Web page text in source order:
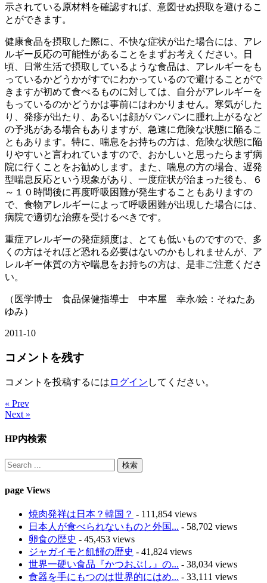
示されている原材料を確認すれば、意図せぬ摂取を避けるこ
とができます。
健康食品を摂取した際に、不快な症状が出た場合には、アレ
ルギー反応の可能性があることをまずお考えください。日
頃、日常生活で摂取しているような食品は、アレルギーをも
っているかどうかがすでにわかっているので避けることがで
きますが初めて食べるものに対しては、自分がアレルギーを
もっているのかどうかは事前にはわかりません。寒気がした
り、発疹が出たり、あるいは顔がパンパンに腫れ上がるなど
の予兆がある場合もありますが、急速に危険な状態に陥るこ
ともあります。特に、喘息をお持ちの方は、危険な状態に陥
りやすいと言われていますので、おかしいと思ったらまず病
院に行くことをお勧めします。また、喘息の方の場合、遅発
型喘息反応という現象があり、一度症状が治まった後も、６
～１０時間後に再度呼吸困難が発生することもありますの
で、食物アレルギーによって呼吸困難が出現した場合には、
病院で適切な治療を受けるべきです。
重症アレルギーの発症頻度は、とても低いものですので、多
くの方はそれほど恐れる必要はないのかもしれませんが、ア
レルギー体質の方や喘息をお持ちの方は、是非ご注意くださ
い。
（医学博士 食品保健指導士 中本屋 幸永/絵：そねたあ
ゆみ）
2011-10
コメントを残す
コメントを投稿するには ログイン してください。
« Prev
Next »
HP内検索
page Views
焼肉発祥は日本？韓国？ - 111,854 views
日本人が食べられないものと外国... - 58,702 views
卵食の歴史 - 45,453 views
ジャガイモと飢饉の歴史 - 41,824 views
世界一硬い食品『かつおぶし』の... - 38,034 views
食器を手にもつのは世界的にはめ... - 33,111 views